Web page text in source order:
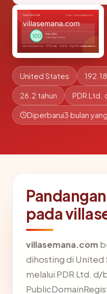
United States
26.2 tahun PDR Ltd.
Diperbarui3 bulan
pada
villasemana.com
dihosting di
melalui PDR Ltd. d/